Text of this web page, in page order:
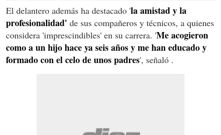
El delantero además ha destacado 'la amistad y la
profesionalidad' de sus compañeros y técnicos, a quienes
considera 'imprescindibles' en su carrera. 'Me acogieron
como a un hijo hace ya seis años y me han educado y
formado con el celo de unos padres', señaló .